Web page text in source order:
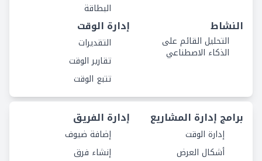
البطاقة
النشاط
التحليل القائم على
الذكاء الاصطناعي
إدارة الوقت
التقديرات
تقارير الوقت
تتبع الوقت
برامج إدارة المشاريع
إدارة الوقت
أشكال العرض
إدارة الفريق
إضافة ضيوف
إنشاء فرق